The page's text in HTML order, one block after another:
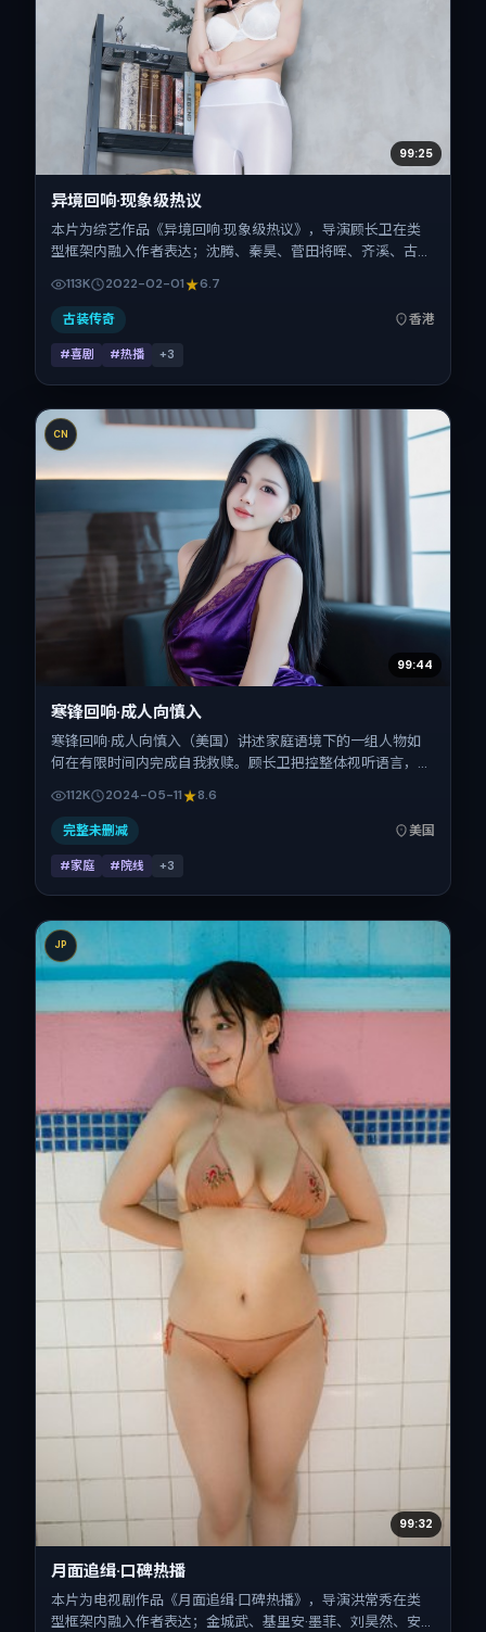
99:25
异境回响·现象级热议
本片为综艺作品《异境回响·现象级热议》，导演顾长卫在类
型框架内融入作者表达；沈腾、秦昊、菅田将晖、齐溪、古天
背景为中国香港。上映时间 2022年2月1日（公映登记日
2022-02-01），全片166分钟，节奏张弛有度。
113K 2022-02-01 6.7
古装传奇 香港
#喜剧 #热播 +3
CN
99:44
寒锋回响·成人向慎入
寒锋回响·成人向慎入（美国）讲述家庭语境下的一组人物如
何在有限时间内完成自我救赎。顾长卫把控整体视听语言，易
2024-05-11 起陆续登陆院线与网络平台，春季档公映，片长
148分钟。
112K 2024-05-11 8.6
完整未删减 美国
#家庭 #院线 +3
JP
99:32
月面追缉·口碑热播
本片为电视剧作品《月面追缉·口碑热播》，导演洪常秀在类
型框架内融入作者表达；金城武、基里安·墨菲、刘昊然、安